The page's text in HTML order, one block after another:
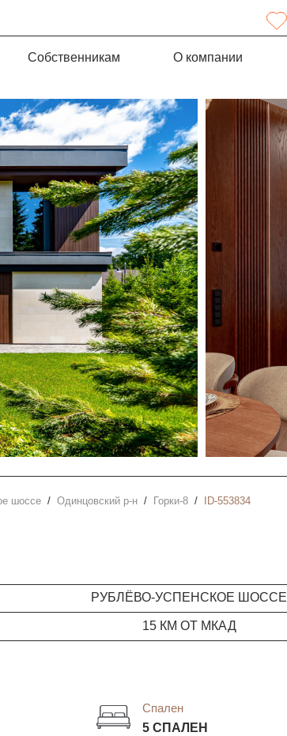
Собственникам О компании
шоссе Одинцовский р-н Горки-8 ID-553834
РУБЛЁВО-УСПЕНСКОЕ ШОССЕ
15 КМ ОТ МКАД
Спален
5 СПАЛЕН